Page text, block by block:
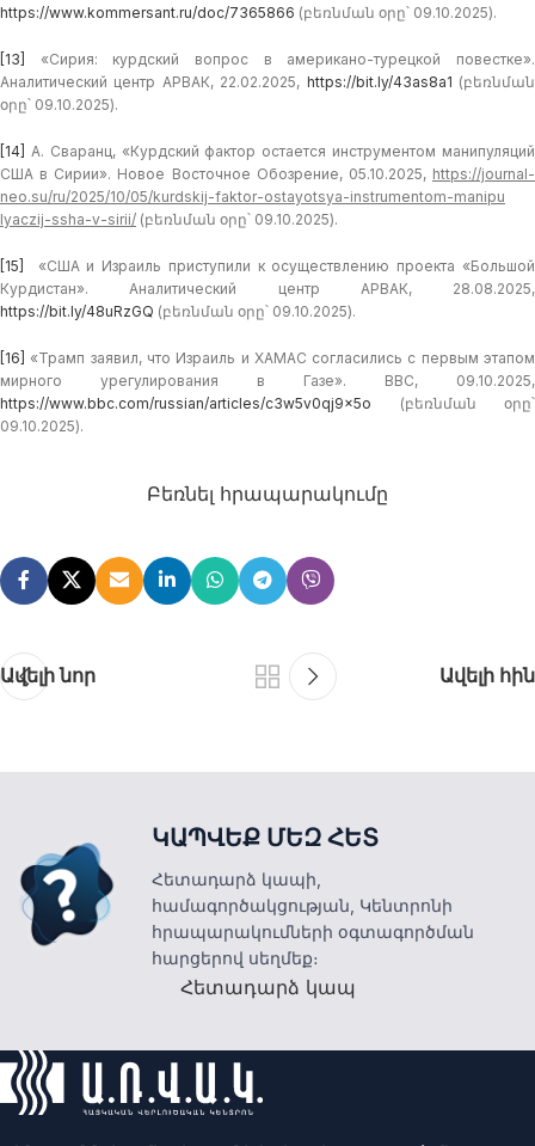
https://www.kommersant.ru/doc/7365866 (բեռնման օրը՝ 09.10.2025).
[13]
«Сирия: курдский вопрос в американо-турецкой повестке».
Аналитический центр АРВАК, 22.02.2025, https://bit.ly/43as8a1 (բեռնման
օրը՝ 09.10.2025).
[14]
А. Сваранц, «Курдский фактор остается инструментом манипуляций
США в Сирии». Новое Восточное Обозрение, 05.10.2025, https://journal-
neo.su/ru/2025/10/05/kurdskij-faktor-ostayotsya-instrumentom-manipu
lyaczij-ssha-v-sirii/ (բեռնման օրը՝ 09.10.2025).
[15]
«США и Израиль приступили к осуществлению проекта «Большой
Курдистан». Аналитический центр АРВАК, 28.08.2025,
https://bit.ly/48uRzGQ (բեռնման օրը՝ 09.10.2025).
[16]
«Трамп заявил, что Израиль и ХАМАС согласились с первым этапом
мирного урегулирования в Газе». BBC, 09.10.2025,
https://www.bbc.com/russian/articles/c3w5v0qj9x5o (բեռնման օրը՝
09.10.2025).
Բեռնել հրապարակումը
Ավելի նոր Ավելի հին
ԿԱՊՎԵՔ ՄԵԶ ՀԵՏ
Հետադարձ կապի,
համագործակցության, Կենտրոնի
հրապարակումների օգտագործման
հարցերով սեղմեք։
Հետադարձ կապ